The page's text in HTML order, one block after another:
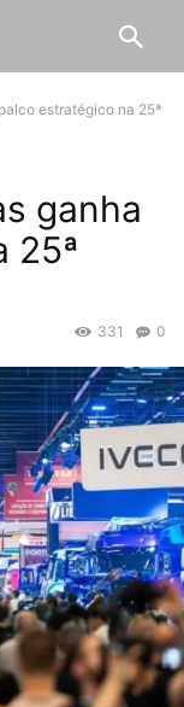
estratégico na 25ª
ganha
25ª
0
331